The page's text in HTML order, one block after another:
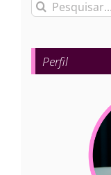
Buscar
para:
Perfil